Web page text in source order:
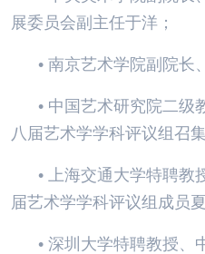
展委员会副主任于洋；
• 南京艺术学院副院长
• 中国艺术研究院二级
八届艺术学学科评议组召
• 上海交通大学特聘教
届艺术学学科评议组成员
• 深圳大学特聘教授、